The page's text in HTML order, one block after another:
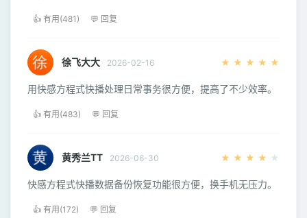
👍 有用(481) 💬 回复
徐飞大大 2026-02-16 ★ ★ ★ ★ ★
用快感方程式快播处理日常事务很方便，提高了不少效率。
👍 有用(483) 💬 回复
黄秀兰TT 2026-06-30 ★ ★ ★ ★ ★
快感方程式快播数据备份恢复功能很方便，换手机无压力。
👍 有用(172) 💬 回复